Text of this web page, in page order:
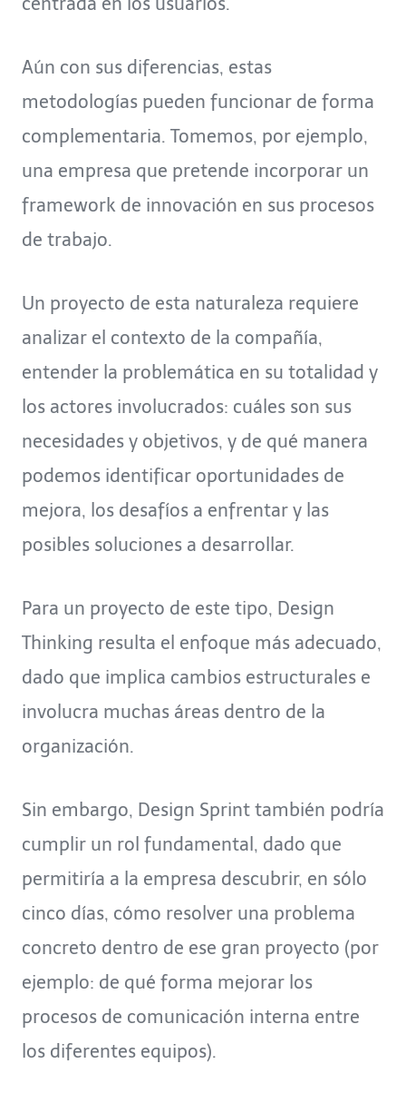
Aún con sus diferencias, estas
metodologías pueden funcionar de forma
complementaria. Tomemos, por ejemplo,
una empresa que pretende incorporar un
framework de innovación en sus procesos
de trabajo.
Un proyecto de esta naturaleza requiere
analizar el contexto de la compañía,
entender la problemática en su totalidad y
los actores involucrados: cuáles son sus
necesidades y objetivos, y de qué manera
podemos identificar oportunidades de
mejora, los desafíos a enfrentar y las
posibles soluciones a desarrollar.
Para un proyecto de este tipo, Design
Thinking resulta el enfoque más adecuado,
dado que implica cambios estructurales e
involucra muchas áreas dentro de la
organización.
Sin embargo, Design Sprint también podría
cumplir un rol fundamental, dado que
permitiría a la empresa descubrir, en sólo
cinco días, cómo resolver una problema
concreto dentro de ese gran proyecto (por
ejemplo: de qué forma mejorar los
procesos de comunicación interna entre
los diferentes equipos).